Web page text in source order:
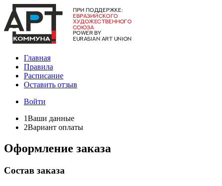
Главная
Правила
Расписание
Оставить отзыв
Войти
1Ваши данные
2Вариант оплаты
Оформление заказа
Состав заказа